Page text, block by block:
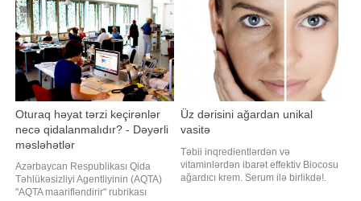
etməyə başlayır. Azərbaycan Dövlət
Konservatoriyasının fortepiano
şöbəsində təhsi
Oturaq həyat tərzi keçirənlər
necə qidalanmalıdır? - Dəyərli
məsləhətlər
Azərbaycan Respublikası Qida
Təhlükəsizliyi Agentliyinin (AQTA)
"AQTA maarifləndirir" rubrikası
Üz dərisini ağardan unikal
vasitə
Təbii inqredientlərdən və
vitaminlərdən ibarət effektiv Biocosu
ağardıcı krem. Serum ilə birlikdə!.